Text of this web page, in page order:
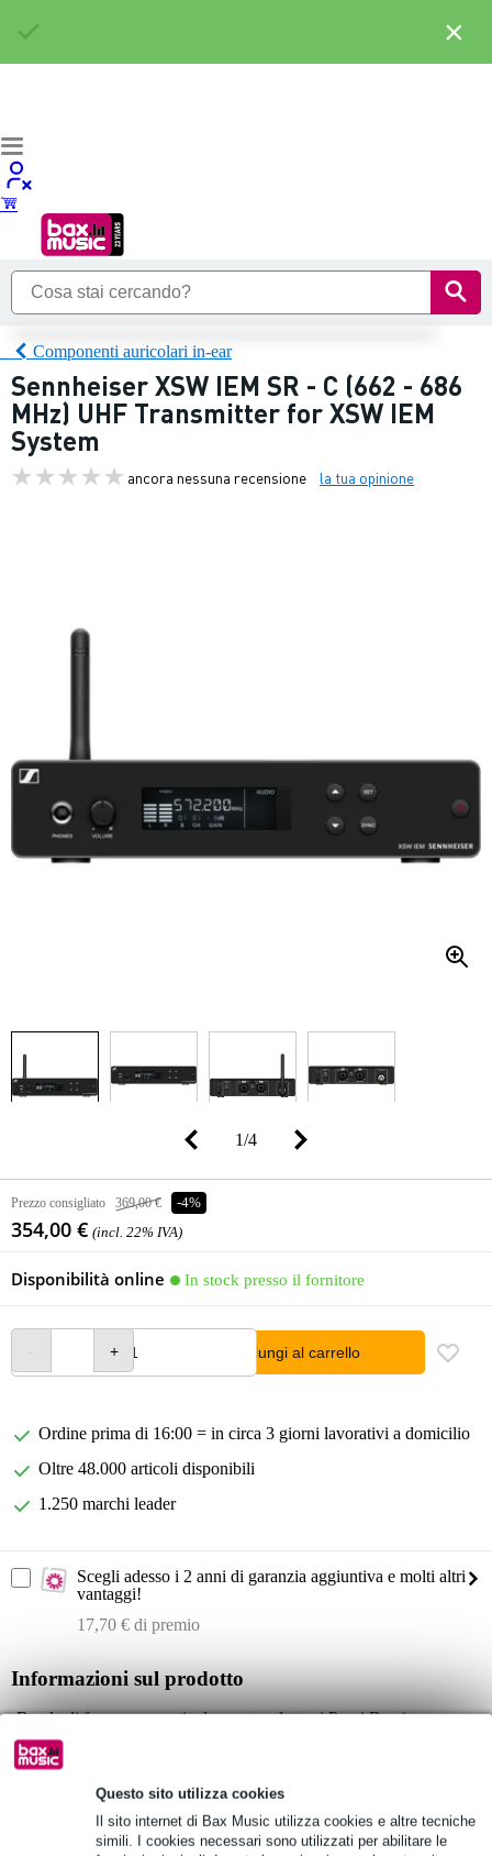
Questo sito utilizza cookies
Il sito internet di Bax Music utilizza cookies e altre tecniche
simili. I cookies necessari sono utilizzati per abilitare le
Componenti auricolari in-ear
Sennheiser XSW IEM SR - C (662 - 686
MHz) UHF Transmitter for XSW IEM
System
ancora nessuna recensione la tua opinione
1/4
Prezzo consigliato 369,00 € -4%
354,00 € (incl. 22% IVA)
Disponibilità online In stock presso il fornitore
Aggiungi al carrello
Ordine prima di 16:00 = in circa 3 giorni lavorativi a domicilio
Oltre 48.000 articoli disponibili
1.250 marchi leader
Scegli adesso i 2 anni di garanzia aggiuntiva e molti altri
vantaggi!
17,70 € di premio
Informazioni sul prodotto
Banda di frequenza particolarmente adatta ai Paesi Bassi
RF:
uscita antenna: presa BNC, 50 Ohm
deviazione nominale/picco: ±15 kHz / ±24 kHz
larghezza di banda commutabile: fino a 24 MHz
×